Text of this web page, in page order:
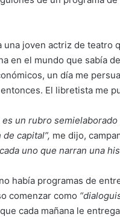
una joven actriz de teatro
en el mundo que sabía
un día me
El libretista me
es un rubro
capital”, me dijo,
uno que narran una
había programas de
comenzar como
cada mañana le